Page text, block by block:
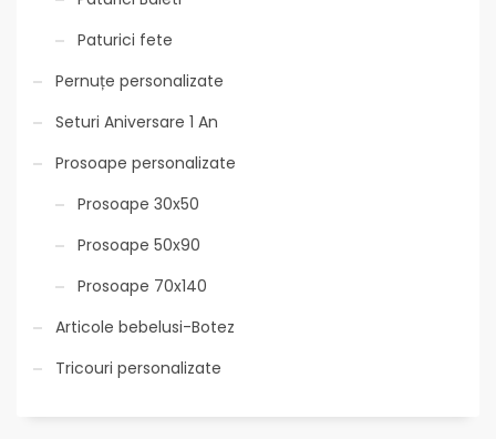
Paturici fete
Pernuțe personalizate
Seturi Aniversare 1 An
Prosoape personalizate
Prosoape 30x50
Prosoape 50x90
Prosoape 70x140
Articole bebelusi-Botez
Tricouri personalizate